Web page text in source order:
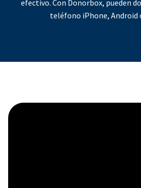
efectivo. Con Donorbox, pueden
teléfono iPhone, Android